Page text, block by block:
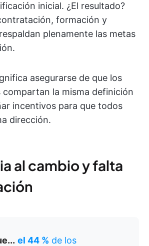
inicial. ¿El resultado?
formación y
plenamente las metas
asegurarse de que los
la misma definición
incentivos para que todos
dirección.
al cambio y falta
el 44 % de los